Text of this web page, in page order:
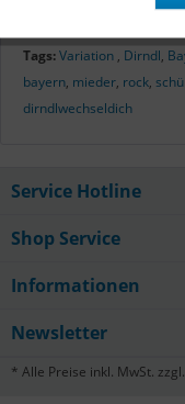
Tags:Variation , Dirndl,
bayern, mieder, rock,
dirndlwechseldich
Service Hotline
Shop Service
Informationen
Newsletter
* Alle Preise inkl. MwSt. zzgl.